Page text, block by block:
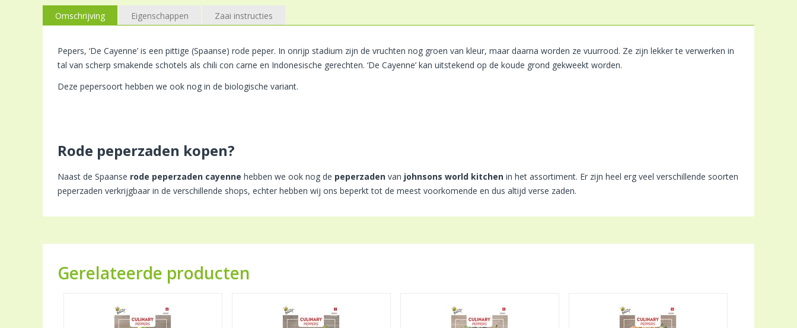
Omschrijving Eigenschappen Zaai instructies
Pepers, ‘De Cayenne’ is een pittige (Spaanse) rode peper. In onrijp stadium zijn de vruchten nog groen van kleur, maar daarna worden ze vuurrood. Ze zijn lekker te verwerken in
tal van scherp smakende schotels als chili con carne en Indonesische gerechten. ‘De Cayenne’ kan uitstekend op de koude grond gekweekt worden.
Deze pepersoort hebben we ook nog in de biologische variant.
Rode peperzaden kopen?
Naast de Spaanse rode peperzaden cayenne hebben we ook nog de peperzaden van johnsons world kitchen in het assortiment. Er zijn heel erg veel verschillende soorten
peperzaden verkrijgbaar in de verschillende shops, echter hebben wij ons beperkt tot de meest voorkomende en dus altijd verse zaden.
Gerelateerde producten